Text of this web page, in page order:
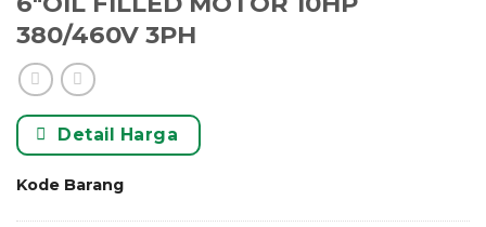
380/460V 3PH
Detail Harga
Kode Barang